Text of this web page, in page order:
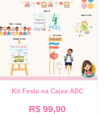
Kit Festa na Caixa ABC
R$ 99,90